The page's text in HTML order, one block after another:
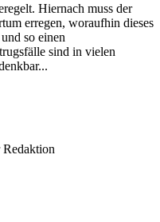
Hiernach muss der
erregen, woraufhin dieses
so einen
sind in vielen
Redaktion